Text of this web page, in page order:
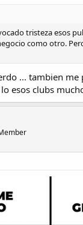
tristeza esos
como otro.
... tambien me
esos clubs